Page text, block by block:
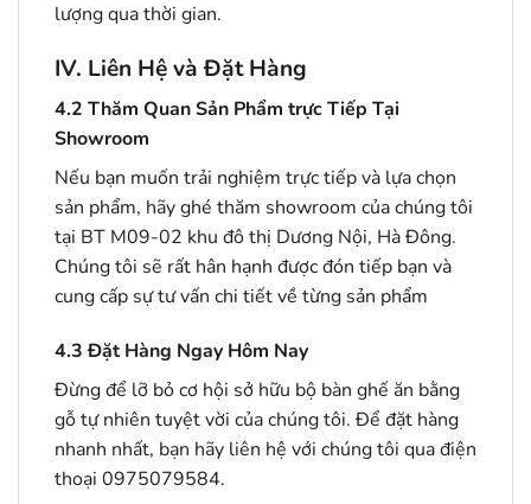
lượng qua thời gian.
IV. Liên Hệ và Đặt Hàng
4.2 Thăm Quan Sản Phẩm trực Tiếp Tại
Showroom
Nếu bạn muốn trải nghiệm trực tiếp và lựa chọn
sản phẩm, hãy ghé thăm showroom của chúng tôi
tại BT M09-02 khu đô thị Dương Nội, Hà Đông.
Chúng tôi sẽ rất hân hạnh được đón tiếp bạn và
cung cấp sự tư vấn chi tiết về từng sản phẩm
4.3Đặt Hàng Ngay Hôm Nay
Đừng để lỡ bỏ cơ hội sở hữu bộ bàn ghế ăn bằng
gỗ tự nhiên tuyệt vời của chúng tôi. Để đặt hàng
nhanh nhất, bạn hãy liên hệ với chúng tôi qua điện
thoại 0975079584.